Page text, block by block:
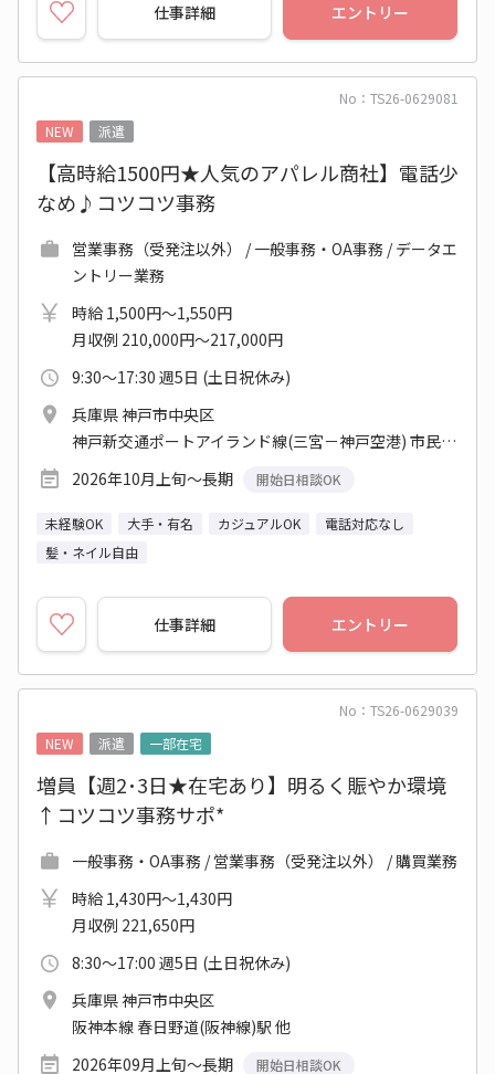
仕事詳細 エントリー
No：TS26-0629081
NEW
派遣
【高時給1500円★人気のアパレル商社】電話少
なめ♪コツコツ事務
営業事務（受発注以外） / 一般事務・OA事務 / データエ
ントリー業務
時給 1,500円～1,550円
月収例 210,000円～217,000円
9:30～17:30 週5日 (土日祝休み)
兵庫県 神戸市中央区
神戸新交通ポートアイランド線(三宮－神戸空港) 市民広場駅 他
2026年10月上旬～長期
開始日相談OK
未経験OK 大手・有名 カジュアルOK
電話対応なし
髪・ネイル自由
仕事詳細 エントリー
No：TS26-0629039
NEW
派遣 一部在宅
増員【週2･3日★在宅あり】明るく賑やか環境
↑コツコツ事務サポ*
一般事務・OA事務 / 営業事務（受発注以外） / 購買業務
時給 1,430円～1,430円
月収例 221,650円
8:30～17:00 週5日 (土日祝休み)
兵庫県 神戸市中央区
阪神本線 春日野道(阪神線)駅 他
2026年09月上旬～長期
開始日相談OK